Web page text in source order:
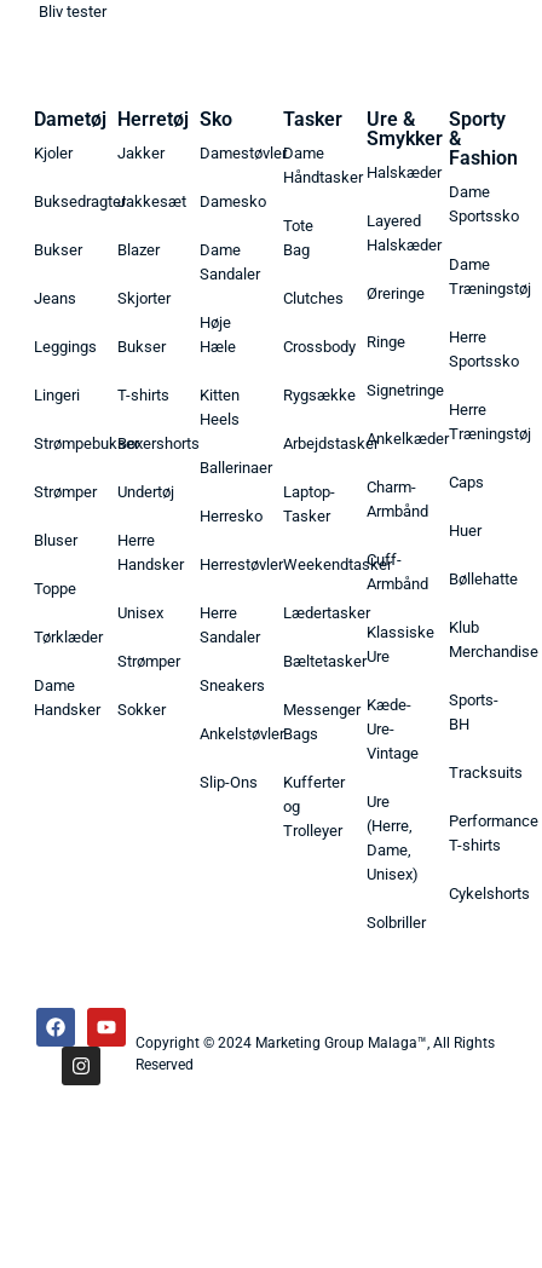
Bliv tester
Dametøj
Kjoler
Buksedragter
Bukser
Jeans
Leggings
Lingeri
Strømpebukser
Strømper
Bluser
Toppe
Tørklæder
Dame
Handsker
Herretøj
Jakker
Jakkesæt
Blazer
Skjorter
Bukser
T-shirts
Boxershorts
Undertøj
Herre
Handsker
Unisex
Strømper
Sokker
Sko
Damestøvler
Damesko
Dame
Sandaler
Høje
Hæle
Kitten
Heels
Ballerinaer
Herresko
Herrestøvler
Herre
Sandaler
Sneakers
Ankelstøvler
Slip-Ons
Tasker
Dame
Håndtasker
Tote
Bag
Clutches
Crossbody
Rygsække
Arbejdstasker
Laptop-
Tasker
Weekendtasker
Lædertasker
Bæltetasker
Messenger
Bags
Kufferter
og
Trolleyer
Ure &
Smykker
Halskæder
Layered
Halskæder
Øreringe
Ringe
Signetringe
Ankelkæder
Charm-
Armbånd
Cuff-
Armbånd
Klassiske
Ure
Kæde-
Ure-
Vintage
Ure
(Herre,
Dame,
Unisex)
Solbriller
Sporty
&
Fashion
Dame
Sportssko
Dame
Træningstøj
Herre
Sportssko
Herre
Træningstøj
Caps
Huer
Bøllehatte
Klub
Merchandise
Sports-
BH
Tracksuits
Performance
T-shirts
Cykelshorts
Copyright © 2024 Marketing Group Malaga™, All Rights
Reserved